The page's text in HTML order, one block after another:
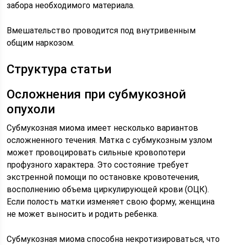
забора необходимого материала.
Вмешательство проводится под внутривенным
общим наркозом.
Структура статьи
Осложнения при субмукозной
опухоли
Субмукозная миома имеет несколько вариантов
осложненного течения. Матка с субмукозным узлом
может провоцировать сильные кровопотери
профузного характера. Это состояние требует
экстренной помощи по остановке кровотечения,
восполнению объема циркулирующей крови (ОЦК).
Если полость матки изменяет свою форму, женщина
не может выносить и родить ребенка.
Субмукозная миома способна некротизироваться, что